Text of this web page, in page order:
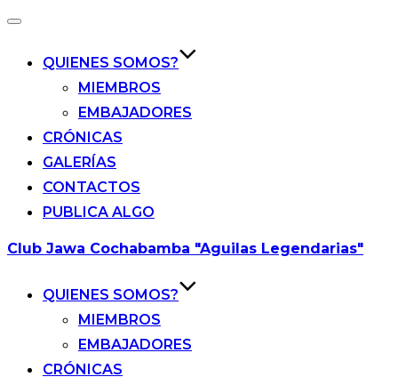
Alternar
navegación
QUIENES SOMOS?
MIEMBROS
EMBAJADORES
CRÓNICAS
GALERÍAS
CONTACTOS
PUBLICA ALGO
Saltar
Club Jawa Cochabamba "Aguilas Legendarias"
QUIENES SOMOS?
MIEMBROS
EMBAJADORES
CRÓNICAS